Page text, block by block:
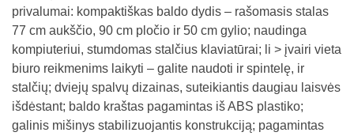
privalumai: kompaktiškas baldo dydis – rašomasis stalas
77 cm aukščio, 90 cm pločio ir 50 cm gylio; naudinga
kompiuteriui, stumdomas stalčius klaviatūrai; li > įvairi vieta
biuro reikmenims laikyti – galite naudoti ir spintelę, ir
stalčių; dviejų spalvų dizainas, suteikiantis daugiau laisvės
išdėstant; baldo kraštas pagamintas iš ABS plastiko;
galinis mišinys stabilizuojantis konstrukciją; pagamintas